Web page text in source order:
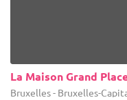
La Maison Grand
Bruxelles - Bruxelles-